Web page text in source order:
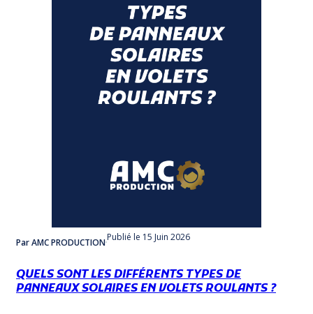
Par AMC PRODUCTIONPublié le 15 Juin 2026
QUELS SONT LES DIFFÉRENTS TYPES DE
PANNEAUX SOLAIRES EN VOLETS ROULANTS ?